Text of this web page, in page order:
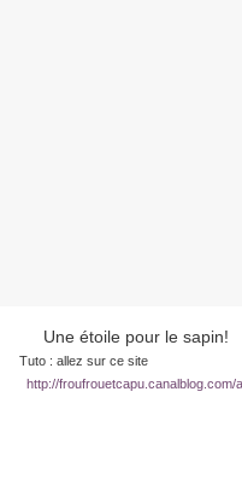
Une étoile pour le sapin!
Tuto : allez sur ce site
http://